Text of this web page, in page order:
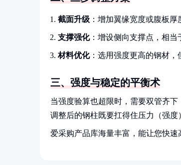
截面升级 ：增加翼缘宽度或腹板
支撑强化：增设侧向支撑点，相当
材料优化：选用强度更高的钢材，
三、强度与稳定的平衡术
当强度验算也超限时，需要双管齐
调整后的钢柱既要扛得住压力（强度
爱采购产品库海量丰富，能让您快